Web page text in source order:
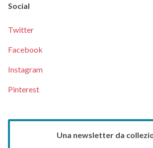
Social
Twitter
Facebook
Instagram
Pinterest
Una newsletter da